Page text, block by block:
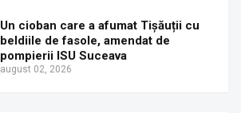
Un cioban care a afumat Tișăuții cu
beldiile de fasole, amendat de
pompierii ISU Suceava
august 02, 2026